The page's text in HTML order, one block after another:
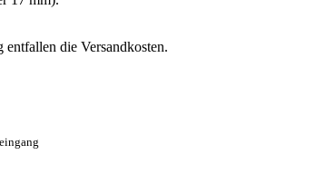
die Versandkosten.